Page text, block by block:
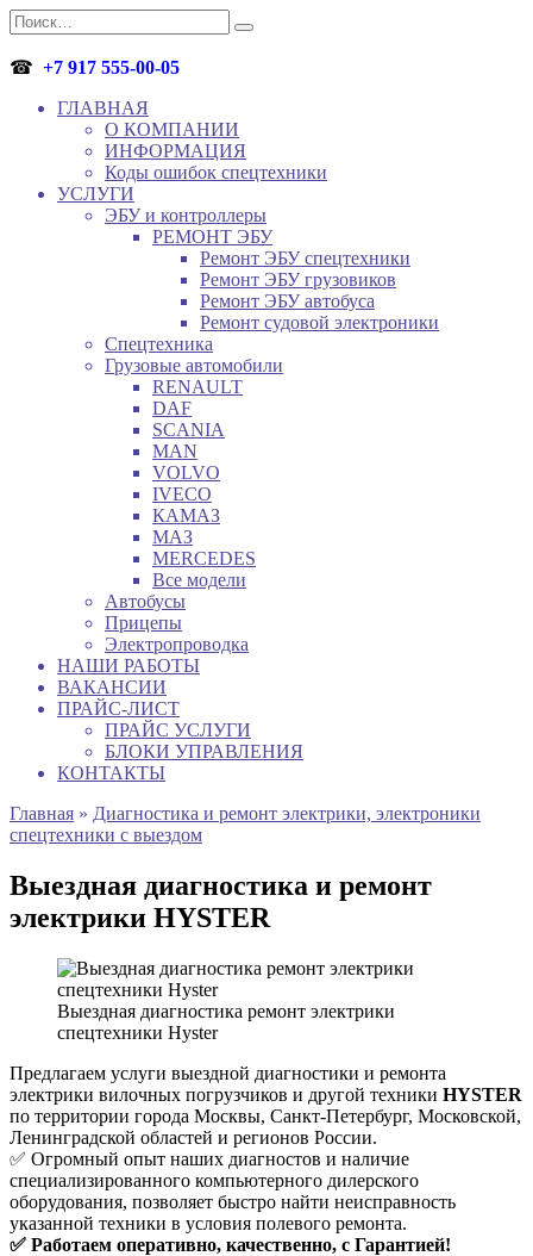
Перейти
к
содержанию
Search
for:
☎ +7 917 555-00-05
ГЛАВНАЯ
О КОМПАНИИ
ИНФОРМАЦИЯ
Коды ошибок спецтехники
УСЛУГИ
ЭБУ и контроллеры
РЕМОНТ ЭБУ
Ремонт ЭБУ спецтехники
Ремонт ЭБУ грузовиков
Ремонт ЭБУ автобуса
Ремонт судовой электроники
Спецтехника
Грузовые автомобили
RENAULT
DAF
SCANIA
MAN
VOLVO
IVECO
КАМАЗ
МАЗ
MERCEDES
Все модели
Автобусы
Прицепы
Электропроводка
НАШИ РАБОТЫ
ВАКАНСИИ
ПРАЙС-ЛИСТ
ПРАЙС УСЛУГИ
БЛОКИ УПРАВЛЕНИЯ
КОНТАКТЫ
Главная » Диагностика и ремонт электрики, электроники
спецтехники с выездом
Выездная диагностика и ремонт
электрики HYSTER
Выездная диагностика ремонт электрики
спецтехники Hyster
Предлагаем услуги выездной диагностики и ремонта
электрики вилочных погрузчиков и другой техники HYSTER
по территории города Москвы, Санкт-Петербург, Московской,
Ленинградской областей и регионов России.
✅ Огромный опыт наших диагностов и наличие
специализированного компьютерного дилерского
оборудования, позволяет быстро найти неисправность
указанной техники в условия полевого ремонта.
✅ Работаем оперативно, качественно, с Гарантией!